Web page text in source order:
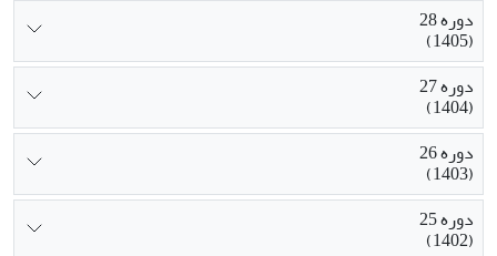
دوره 28
(1405)
دوره 27
(1404)
دوره 26
(1403)
دوره 25
(1402)